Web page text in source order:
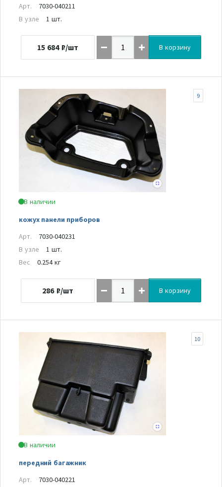
Арт.
7030-040211
В узле
1 шт.
15 684 ₽/шт В корзину
В наличии
кожух панели приборов
9
Арт.
7030-040231
В узле
1 шт.
Вес
0.254 кг
286 ₽/шт В корзину
В наличии
передний багажник
10
Арт.
7030-040221